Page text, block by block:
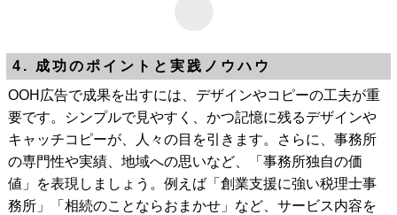
4. 成功のポイントと実践ノウハウ
OOH広告で成果を出すには、デザインやコピーの工夫が重
要です。シンプルで見やすく、かつ記憶に残るデザインや
キャッチコピーが、人々の目を引きます。さらに、事務所
の専門性や実績、地域への思いなど、「事務所独自の価
値」を表現しましょう。例えば「創業支援に強い税理士事
務所」「相続のことならおまかせ」など、サービス内容を